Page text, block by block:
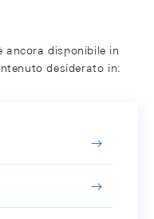
ancora disponibile in
desiderato in: